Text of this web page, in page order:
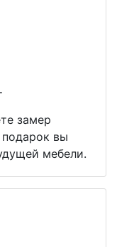
замер
вы
мебели.